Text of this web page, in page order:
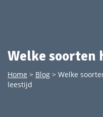
Welke soorten
Home > Blog > Welke
leestijd